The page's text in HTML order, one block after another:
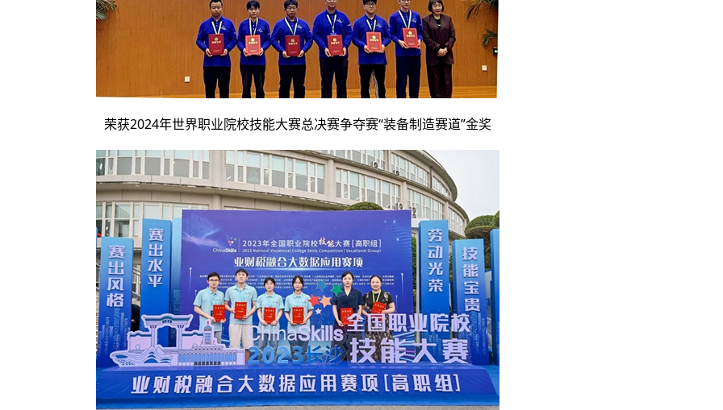
荣获2024年世界职业院校技能大赛总决赛争夺赛“装备制造赛道”金奖